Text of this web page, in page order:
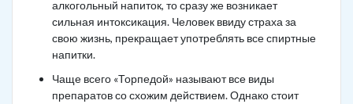
алкогольный напиток, то сразу же возникает
сильная интоксикация. Человек ввиду страха за
свою жизнь, прекращает употреблять все спиртные
напитки.
Чаще всего «Торпедой» называют все виды
препаратов со схожим действием. Однако стоит